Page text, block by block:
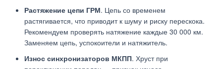
Растяжение цепи ГРМ. Цепь со временем
растягивается, что приводит к шуму и риску перескока.
Рекомендуем проверять натяжение каждые 30 000 км.
Заменяем цепь, успокоители и натяжитель.
Износ синхронизаторов МКПП. Хруст при